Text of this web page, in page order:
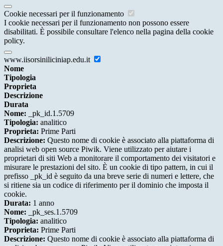
Cookie necessari per il funzionamento
I cookie necessari per il funzionamento non possono essere
disabilitati. È possibile consultare l'elenco nella pagina della cookie
policy.
www.iisorsiniliciniap.edu.it
Nome
Tipologia
Proprieta
Descrizione
Durata
Nome: _pk_id.1.5709
Tipologia: analitico
Proprieta: Prime Parti
Descrizione: Questo nome di cookie è associato alla piattaforma di
analisi web open source Piwik. Viene utilizzato per aiutare i
proprietari di siti Web a monitorare il comportamento dei visitatori e
misurare le prestazioni del sito. È un cookie di tipo pattern, in cui il
prefisso _pk_id è seguito da una breve serie di numeri e lettere, che
si ritiene sia un codice di riferimento per il dominio che imposta il
cookie.
Durata: 1 anno
Nome: _pk_ses.1.5709
Tipologia: analitico
Proprieta: Prime Parti
Descrizione: Questo nome di cookie è associato alla piattaforma di